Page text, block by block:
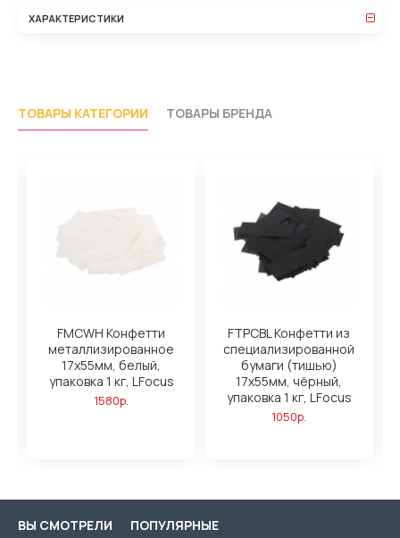
ХАРАКТЕРИСТИКИ
ТОВАРЫ КАТЕГОРИИ ТОВАРЫ БРЕНДА
FMCWH Конфетти
металлизированное
17х55мм, белый,
упаковка 1 кг, LFocus
1580р.
FTPCBL Конфетти из
специализированной
бумаги (тишью)
17х55мм, чёрный,
упаковка 1 кг, LFocus
1050р.
ВЫ СМОТРЕЛИ ПОПУЛЯРНЫЕ